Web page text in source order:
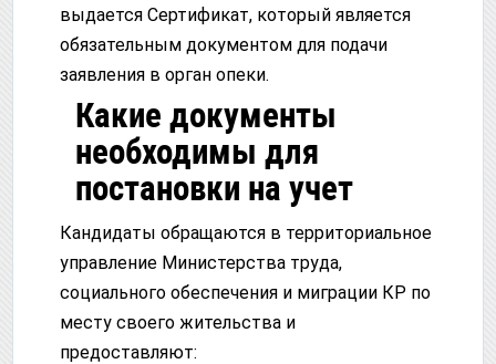
выдается Сертификат, который является
обязательным документом для подачи
заявления в орган опеки.
Какие документы
необходимы для
постановки на учет
Кандидаты обращаются в территориальное
управление Министерства труда,
социального обеспечения и миграции КР по
месту своего жительства и
предоставляют: